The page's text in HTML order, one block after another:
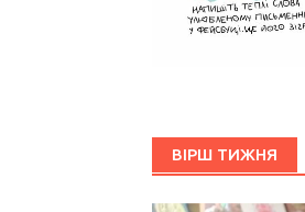
ВІРШ ТИЖНЯ